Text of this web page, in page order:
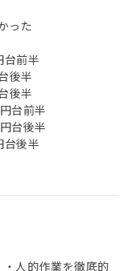
った
前半
後半
後半
台前半
台後半
後半
・人的作業を徹底的